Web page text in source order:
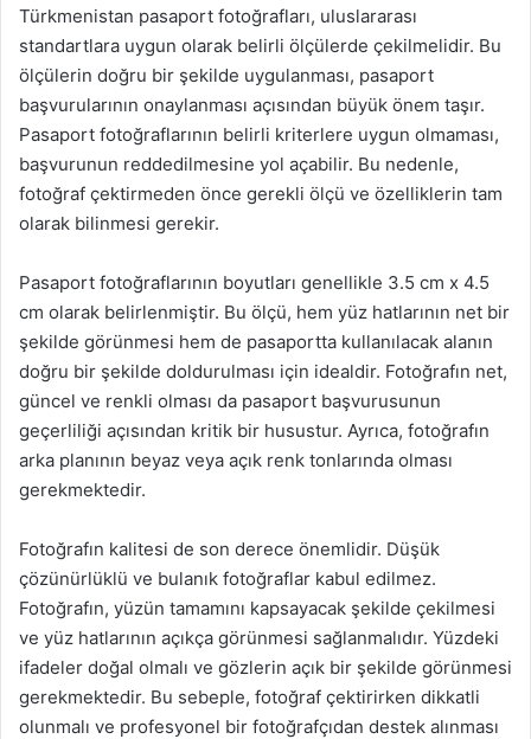
Türkmenistan pasaport fotoğrafları, uluslararası
standartlara uygun olarak belirli ölçülerde çekilmelidir. Bu
ölçülerin doğru bir şekilde uygulanması, pasaport
başvurularının onaylanması açısından büyük önem taşır.
Pasaport fotoğraflarının belirli kriterlere uygun olmaması,
başvurunun reddedilmesine yol açabilir. Bu nedenle,
fotoğraf çektirmeden önce gerekli ölçü ve özelliklerin tam
olarak bilinmesi gerekir.
Pasaport fotoğraflarının boyutları genellikle 3.5 cm x 4.5
cm olarak belirlenmiştir. Bu ölçü, hem yüz hatlarının net bir
şekilde görünmesi hem de pasaportta kullanılacak alanın
doğru bir şekilde doldurulması için idealdir. Fotoğrafın net,
güncel ve renkli olması da pasaport başvurusunun
geçerliliği açısından kritik bir husustur. Ayrıca, fotoğrafın
arka planının beyaz veya açık renk tonlarında olması
gerekmektedir.
Fotoğrafın kalitesi de son derece önemlidir. Düşük
çözünürlüklü ve bulanık fotoğraflar kabul edilmez.
Fotoğrafın, yüzün tamamını kapsayacak şekilde çekilmesi
ve yüz hatlarının açıkça görünmesi sağlanmalıdır. Yüzdeki
ifadeler doğal olmalı ve gözlerin açık bir şekilde görünmesi
gerekmektedir. Bu sebeple, fotoğraf çektirirken dikkatli
olunmalı ve profesyonel bir fotoğrafçıdan destek alınması